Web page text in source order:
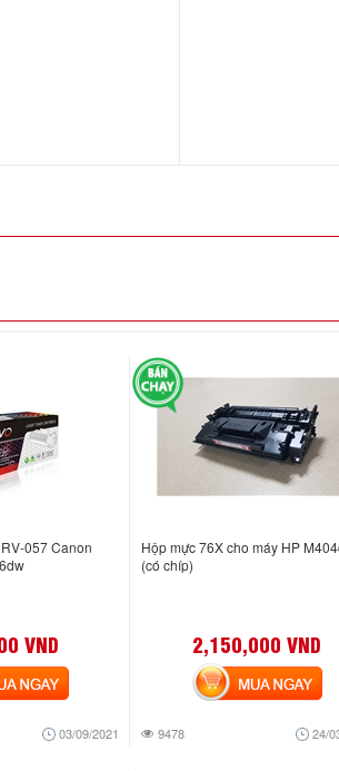
057 Canon
VND
03/09/2021
Hộp mực 76X cho máy HP
(có chíp)
2,150,000 VND
9478 24/
MUA NGAY